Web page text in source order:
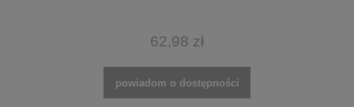
62,98 zł
powiadom o dostępności